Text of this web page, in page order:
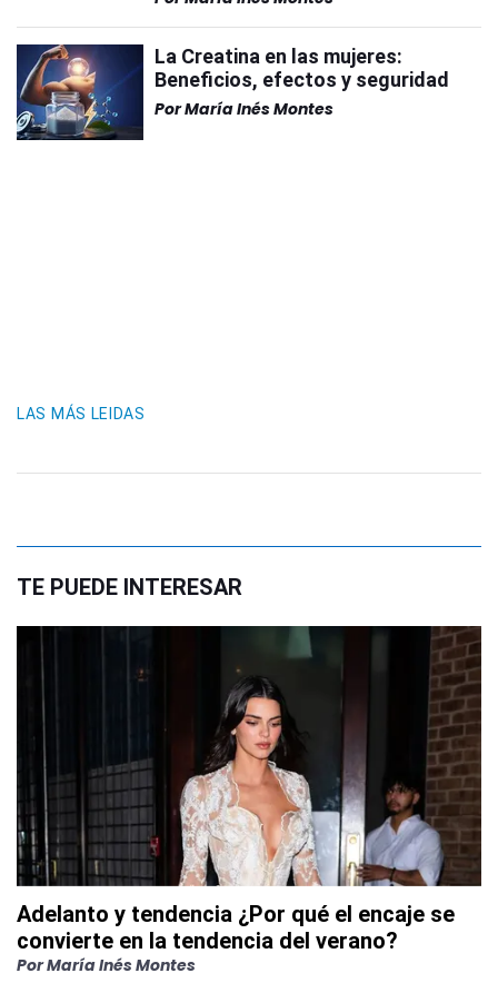
La Creatina en las mujeres:
Beneficios, efectos y seguridad
PorMaría Inés Montes
LAS MÁS LEIDAS
TE PUEDE INTERESAR
Adelanto y tendencia ¿Por qué el encaje se
convierte en la tendencia del verano?
PorMaría Inés Montes